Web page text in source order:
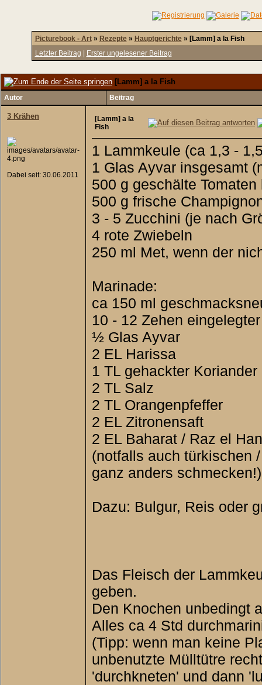
Picturebook - Art» Rezepte» Hauptgerichte» [Lamm] a la Fish
Letzter Beitrag
Erster ungelesener Beitrag
[Lamm] a la Fish
Autor Beitrag
3 Krähen
Dabei seit: 30.06.2011
[Lamm] a la
Fish
1 Lammkeule (ca 1,3 -
1 Glas Ayvar insgesamt
500 g geschälte
500 g frische
3 - 5 Zucchini (je nach
4 rote Zwiebeln
250 ml Met, wenn der
Marinade:
ca 150 ml
10 - 12 Zehen
½ Glas Ayvar
2 EL Harissa
1 TL gehackter Koriander
2 TL Salz
2 TL Orangenpfeffer
2 EL Zitronensaft
2 EL Baharat / Raz el
(notfalls auch türkischen
ganz anders
Dazu: Bulgur, Reis oder
Das Fleisch der
geben.
Den Knochen unbedingt
Alles ca 4 Std
(Tipp: wenn man keine
unbenutzte Mülltütre
'durchkneten' und dann